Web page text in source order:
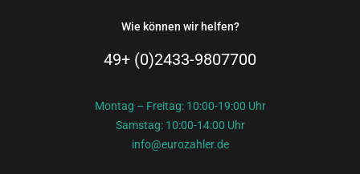
Wie können wir helfen?
49+ (0)2433-9807700
Montag – Freitag: 10:00-19:00 Uhr
Samstag: 10:00-14:00 Uhr
info@eurozahler.de